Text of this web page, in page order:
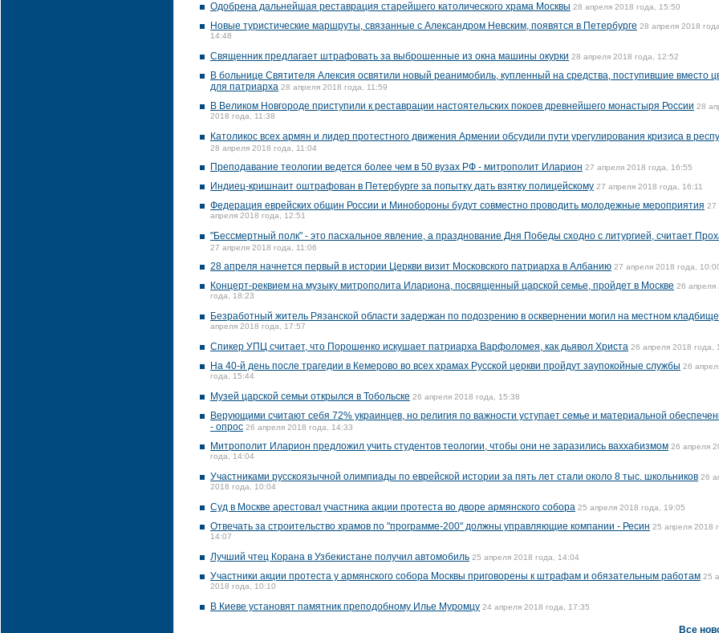
Одобрена дальнейшая реставрация старейшего католического храма Москвы 28 апреля 2018 года, 15:50
Новые туристические маршруты, связанные с Александром Невским, появятся в Петербурге 28 апреля 2018 года,
14:48
Священник предлагает штрафовать за выброшенные из окна машины окурки 28 апреля 2018 года, 12:52
В больнице Святителя Алексия освятили новый реанимобиль, купленный на средства, поступившие вместо
для патриарха 28 апреля 2018 года, 11:59
В Великом Новгороде приступили к реставрации настоятельских покоев древнейшего монастыря России 28
2018 года, 11:38
Католикос всех армян и лидер протестного движения Армении обсудили пути урегулирования кризиса в
28 апреля 2018 года, 11:04
Преподавание теологии ведется более чем в 50 вузах РФ - митрополит Иларион 27 апреля 2018 года, 16:55
Индиец-кришнаит оштрафован в Петербурге за попытку дать взятку полицейскому 27 апреля 2018 года, 16:11
Федерация еврейских общин России и Минобороны будут совместно проводить молодежные мероприятия 27
апреля 2018 года, 12:51
"Бессмертный полк" - это пасхальное явление, а празднование Дня Победы сходно с литургией, считает
27 апреля 2018 года, 11:06
28 апреля начнется первый в истории Церкви визит Московского патриарха в Албанию 27 апреля 2018 года,
Концерт-реквием на музыку митрополита Илариона, посвященный царской семье, пройдет в Москве 26 апреля
года, 18:23
Безработный житель Рязанской области задержан по подозрению в осквернении могил на местном кладбище
апреля 2018 года, 17:57
Спикер УПЦ считает, что Порошенко искушает патриарха Варфоломея, как дьявол Христа 26 апреля 2018 года,
На 40-й день после трагедии в Кемерово во всех храмах Русской церкви пройдут заупокойные службы 26
года, 15:44
Музей царской семьи открылся в Тобольске 26 апреля 2018 года, 15:38
Верующими считают себя 72% украинцев, но религия по важности уступает семье и материальной
- опрос 26 апреля 2018 года, 14:33
Митрополит Иларион предложил учить студентов теологии, чтобы они не заразились ваххабизмом 26 апреля
года, 14:04
Участниками русскоязычной олимпиады по еврейской истории за пять лет стали около 8 тыс. школьников 26
2018 года, 10:04
Суд в Москве арестовал участника акции протеста во дворе армянского собора 25 апреля 2018 года, 19:05
Отвечать за строительство храмов по "программе-200" должны управляющие компании - Ресин 25 апреля 2018
14:07
Лучший чтец Корана в Узбекистане получил автомобиль 25 апреля 2018 года, 14:04
Участники акции протеста у армянского собора Москвы приговорены к штрафам и обязательным работам 25
2018 года, 10:10
В Киеве установят памятник преподобному Илье Муромцу 24 апреля 2018 года, 17:35
Все